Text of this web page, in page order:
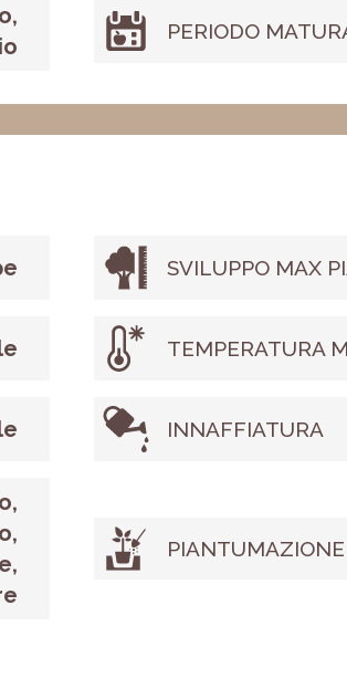
PERIODO
SVILUPPO MAX
TEMPERATURA
INNAFFIATURA
PIANTUMAZIONE